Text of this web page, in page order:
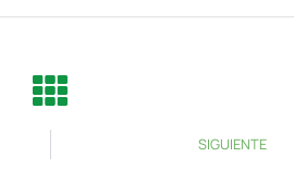
SIGUIENTE